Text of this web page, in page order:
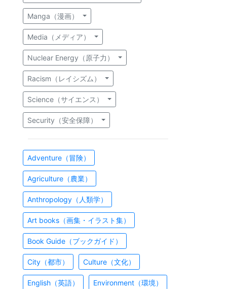
Manga（漫画）
Media（メディア）
Nuclear Energy（原子力）
Racism（レイシズム）
Science（サイエンス）
Security（安全保障）
Adventure（冒険）
Agriculture（農業）
Anthropology（人類学）
Art books（画集・イラスト集）
Book Guide（ブックガイド）
City（都市） Culture（文化）
English（英語） Environment（環境）